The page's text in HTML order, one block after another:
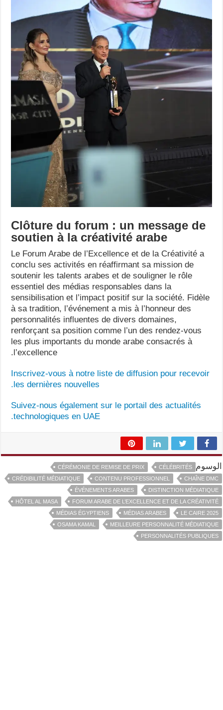
Clôture du forum : un message de
soutien à la créativité arabe
Le Forum Arabe de l’Excellence et de la Créativité a
conclu ses activités en réaffirmant sa mission de
soutenir les talents arabes et de souligner le rôle
essentiel des médias responsables dans la
sensibilisation et l’impact positif sur la société. Fidèle
à sa tradition, l’événement a mis à l’honneur des
personnalités influentes de divers domaines,
renforçant sa position comme l’un des rendez-vous
les plus importants du monde arabe consacrés à
l’excellence.
Inscrivez-vous à notre liste de diffusion pour recevoir
les dernières nouvelles.
Suivez-nous également sur le portail des actualités
technologiques en UAE.
الوسوم CÉLÉBRITÉS
CÉRÉMONIE DE REMISE DE PRIX
CHAÎNE DMC
CONTENU PROFESSIONNEL
CRÉDIBILITÉ MÉDIATIQUE
DISTINCTION MÉDIATIQUE
ÉVÉNEMENTS ARABES
FORUM ARABE DE L’EXCELLENCE ET DE LA CRÉATIVITÉ
HÔTEL AL MASA
LE CAIRE 2025
MÉDIAS ARABES
MÉDIAS ÉGYPTIENS
MEILLEURE PERSONNALITÉ MÉDIATIQUE
OSAMA KAMAL
PERSONNALITÉS PUBLIQUES